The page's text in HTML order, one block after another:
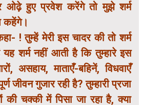
ओढ़े हुए प्रवेश करेंगे तो मुझे शर्म
कहेंगे।
! तुम्हें मेरी इस चादर की तो शर्म
शर्म नहीं आती है कि तुम्हारे इस
असहाय, माताएँ-बहिनें, विधवाएँ
जीवन गुजार रही है? तुम्हारी प्रजा
की चक्की में पिसा जा रहा है, क्या